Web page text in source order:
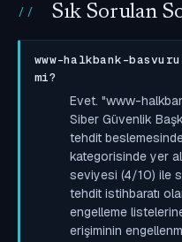
Sık Sorulan
www-halkbank-
mi?
Evet. "www-
Siber Güvenlik
tehdit
kategorisinde yer
seviyesi (4/10) ile
tehdit istihbaratı
engelleme
erişiminin